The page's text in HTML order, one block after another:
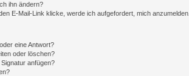
ihn ändern?
E-Mail-Link klicke, werde ich aufgefordert, mich anzumelden.
eine Antwort?
oder löschen?
anfügen?